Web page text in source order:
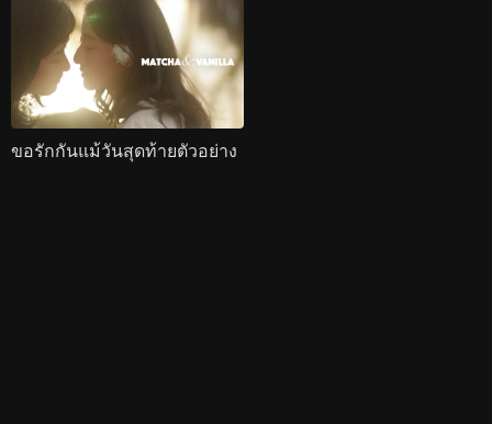
ขอรักกันแม้วันสุดท้ายตัวอย่าง